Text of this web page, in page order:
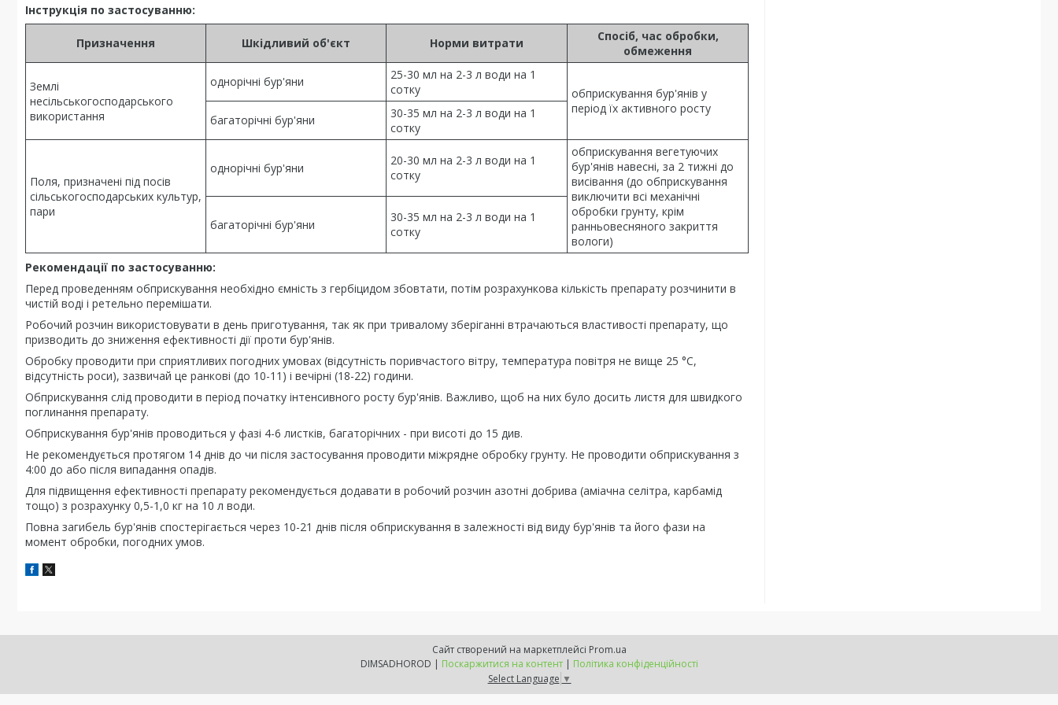
Інструкція по застосуванню:
Призначення Шкідливий об'єкт Норми витрати
Спосіб, час обробки,
обмеження
Землі
несільськогосподарського
використання
однорічні бур'яни
25-30 мл на 2-3 л води на 1
сотку
обприскування бур'янів у
період їх активного росту
багаторічні бур'яни
30-35 мл на 2-3 л води на 1
сотку
Поля, призначені під посів
сільськогосподарських культур,
пари
однорічні бур'яни
20-30 мл на 2-3 л води на 1
сотку
обприскування вегетуючих
бур'янів навесні, за 2 тижні до
висівання (до обприскування
виключити всі механічні
обробки грунту, крім
ранньовесняного закриття
вологи)
багаторічні бур'яни
30-35 мл на 2-3 л води на 1
сотку
Рекомендації по застосуванню:
Перед проведенням обприскування необхідно ємність з гербіцидом збовтати, потім розрахункова кількість препарату розчинити в
чистій воді і ретельно перемішати.
Робочий розчин використовувати в день приготування, так як при тривалому зберіганні втрачаються властивості препарату, що
призводить до зниження ефективності дії проти бур'янів.
Обробку проводити при сприятливих погодних умовах (відсутність поривчастого вітру, температура повітря не вище 25 °С,
відсутність роси), зазвичай це ранкові (до 10-11) і вечірні (18-22) години.
Обприскування слід проводити в період початку інтенсивного росту бур'янів. Важливо, щоб на них було досить листя для швидкого
поглинання препарату.
Обприскування бур'янів проводиться у фазі 4-6 листків, багаторічних - при висоті до 15 див.
Не рекомендується протягом 14 днів до чи після застосування проводити міжрядне обробку грунту. Не проводити обприскування з
4:00 до або після випадання опадів.
Для підвищення ефективності препарату рекомендується додавати в робочий розчин азотні добрива (аміачна селітра, карбамід
тощо) з розрахунку 0,5-1,0 кг на 10 л води.
Повна загибель бур'янів спостерігається через 10-21 днів після обприскування в залежності від виду бур'янів та його фази на
момент обробки, погодних умов.
Сайт створений на маркетплейсі Prom.ua
DIMSADHOROD | Поскаржитися на контент | Політика конфіденційності
Select Language ▼